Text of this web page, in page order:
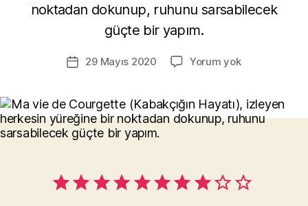
noktadan dokunup, ruhunu sarsabilecek
güçte bir yapım.
Yazının
yazarı
M
u
a
kı
l
Yazı29 Mayıs 2020 Yorum yokMa
Courgette
–